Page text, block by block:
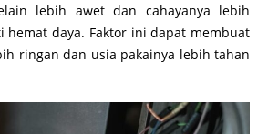
lebih awet dan cahayanya lebih
hemat daya. Faktor ini dapat membuat
ringan dan usia pakainya lebih tahan